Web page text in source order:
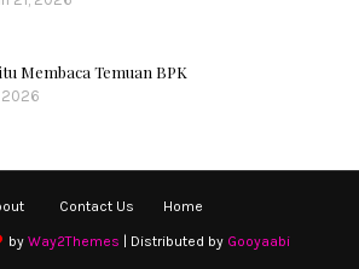
Membaca Temuan BPK
2026
Contact Us Home
by Way2Themes | Distributed by Gooyaabi